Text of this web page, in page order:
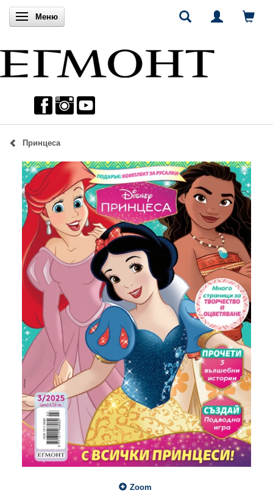
Включи навигацията
Меню
Принцеса
Zoom